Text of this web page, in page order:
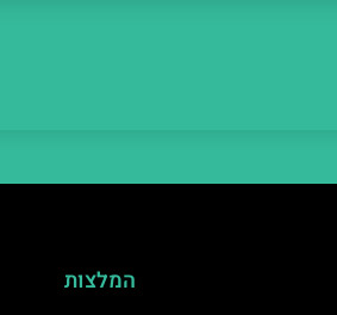
המלצות